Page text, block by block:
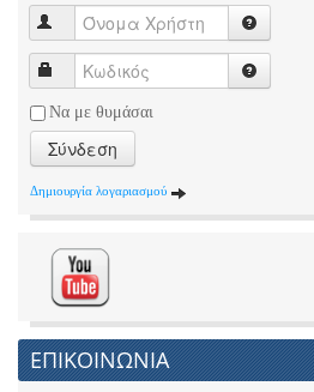
Να με θυμάσαι
Σύνδεση
Δημιουργία λογαριασμού
ΕΠΙΚΟΙΝΩΝΙΑ